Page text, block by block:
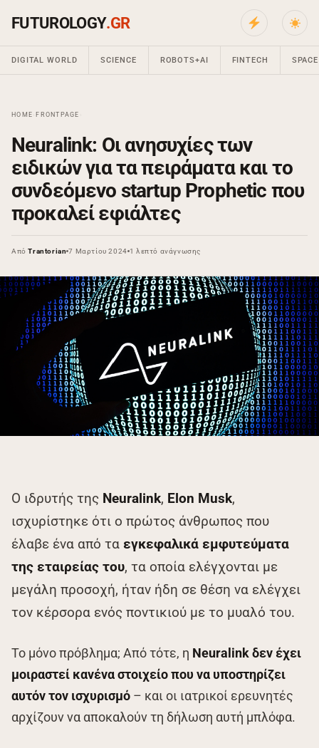
FUTUROLOGY.GR
DIGITAL WORLD SCIENCE ROBOTS+AI FINTECH SPACE
HOME FRONTPAGE
Neuralink: Οι ανησυχίες των
ειδικών για τα πειράματα και το
συνδεόμενο startup Prophetic που
προκαλεί εφιάλτες
ΑπόTrantorian 7 Μαρτίου 2024 1 λεπτό ανάγνωσης
Ο ιδρυτής της Neuralink, Elon Musk,
ισχυρίστηκε ότι ο πρώτος άνθρωπος που
έλαβε ένα από τα εγκεφαλικά εμφυτεύματα
της εταιρείας του, τα οποία ελέγχονται με
μεγάλη προσοχή, ήταν ήδη σε θέση να ελέγχει
τον κέρσορα ενός ποντικιού με το μυαλό του.
Το μόνο πρόβλημα; Από τότε, η Neuralink δεν έχει
μοιραστεί κανένα στοιχείο που να υποστηρίζει
αυτόν τον ισχυρισμό – και οι ιατρικοί ερευνητές
αρχίζουν να αποκαλούν τη δήλωση αυτή μπλόφα.